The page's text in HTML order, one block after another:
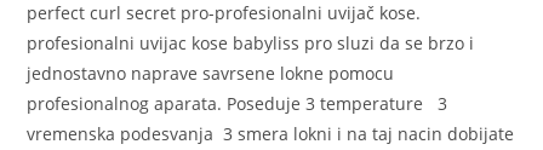
perfect curl secret pro-profesionalni uvijač kose.
profesionalni uvijac kose babyliss pro sluzi da se brzo i
jednostavno naprave savrsene lokne pomocu
profesionalnog aparata. Poseduje 3 temperature 3
vremenska podesvanja 3 smera lokni i na taj nacin dobijate